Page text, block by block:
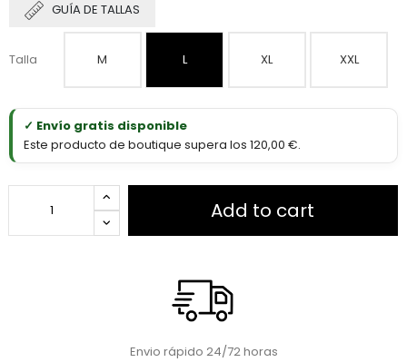
GUÍA DE TALLAS
Talla M L XL XXL
✓ Envío gratis disponible
Este producto de boutique supera los 120,00 €.
Add to cart
Envio rápido 24/72 horas